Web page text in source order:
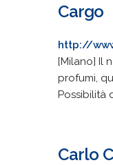
Cargo
http://
[Milano] Il
profumi,
Possibilità
Carlo